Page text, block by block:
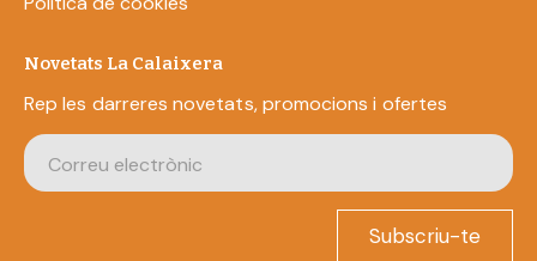
Novetats La Calaixera
Rep les darreres novetats, promocions i ofertes
Subscriu-te